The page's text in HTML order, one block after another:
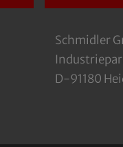
Schmidler
D-91180